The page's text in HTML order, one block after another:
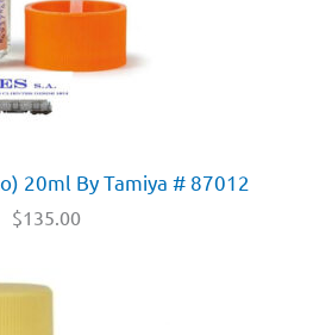
20ml By Tamiya # 87012
$135.00